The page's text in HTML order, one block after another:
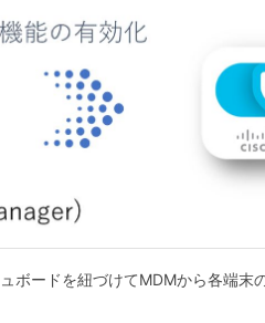
ボードを紐づけてMDMから各端